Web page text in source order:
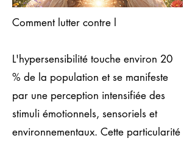
Comment lutter contre l
L'hypersensibilité touche environ 20
% de la population et se manifeste
par une perception intensifiée des
stimuli émotionnels, sensoriels et
environnementaux. Cette particularité